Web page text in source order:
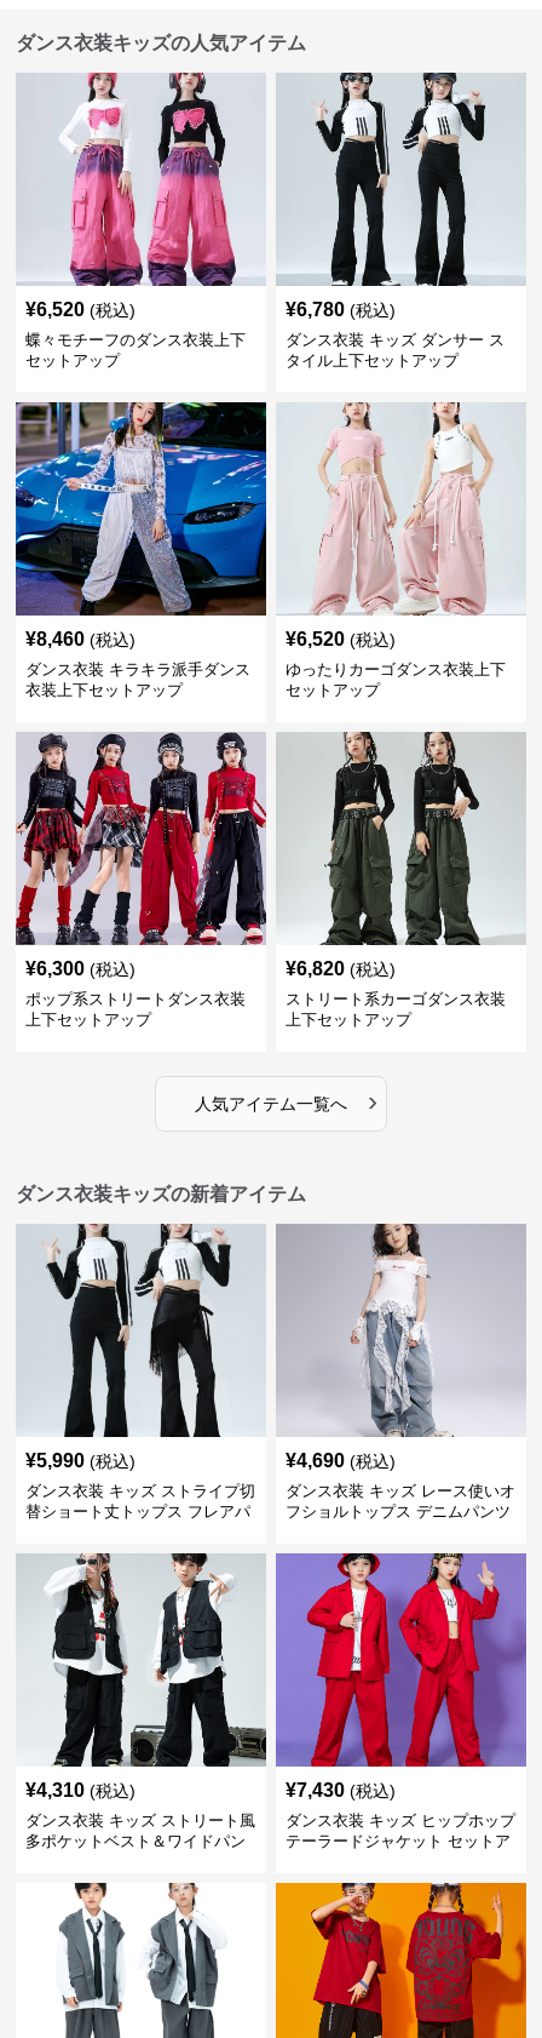
ダンス衣装キッズの人気アイテム
¥6,520 (税込)
蝶々モチーフのダンス衣装上下
セットアップ
¥6,780 (税込)
ダンス衣装 キッズ ダンサー ス
タイル上下セットアップ
¥8,460 (税込)
ダンス衣装 キラキラ派手ダンス
衣装上下セットアップ
¥6,520 (税込)
ゆったりカーゴダンス衣装上下
セットアップ
¥6,300 (税込)
ポップ系ストリートダンス衣装
上下セットアップ
¥6,820 (税込)
ストリート系カーゴダンス衣装
上下セットアップ
人気アイテム一覧へ ›
ダンス衣装キッズの新着アイテム
¥5,990 (税込)
ダンス衣装 キッズ ストライプ切
替ショート丈トップス フレアパ
¥4,690 (税込)
ダンス衣装 キッズ レース使いオ
フショルトップス デニムパンツ
¥4,310 (税込)
ダンス衣装 キッズ ストリート風
多ポケットベスト＆ワイドパン
¥7,430 (税込)
ダンス衣装 キッズ ヒップホップ
テーラードジャケット セットア